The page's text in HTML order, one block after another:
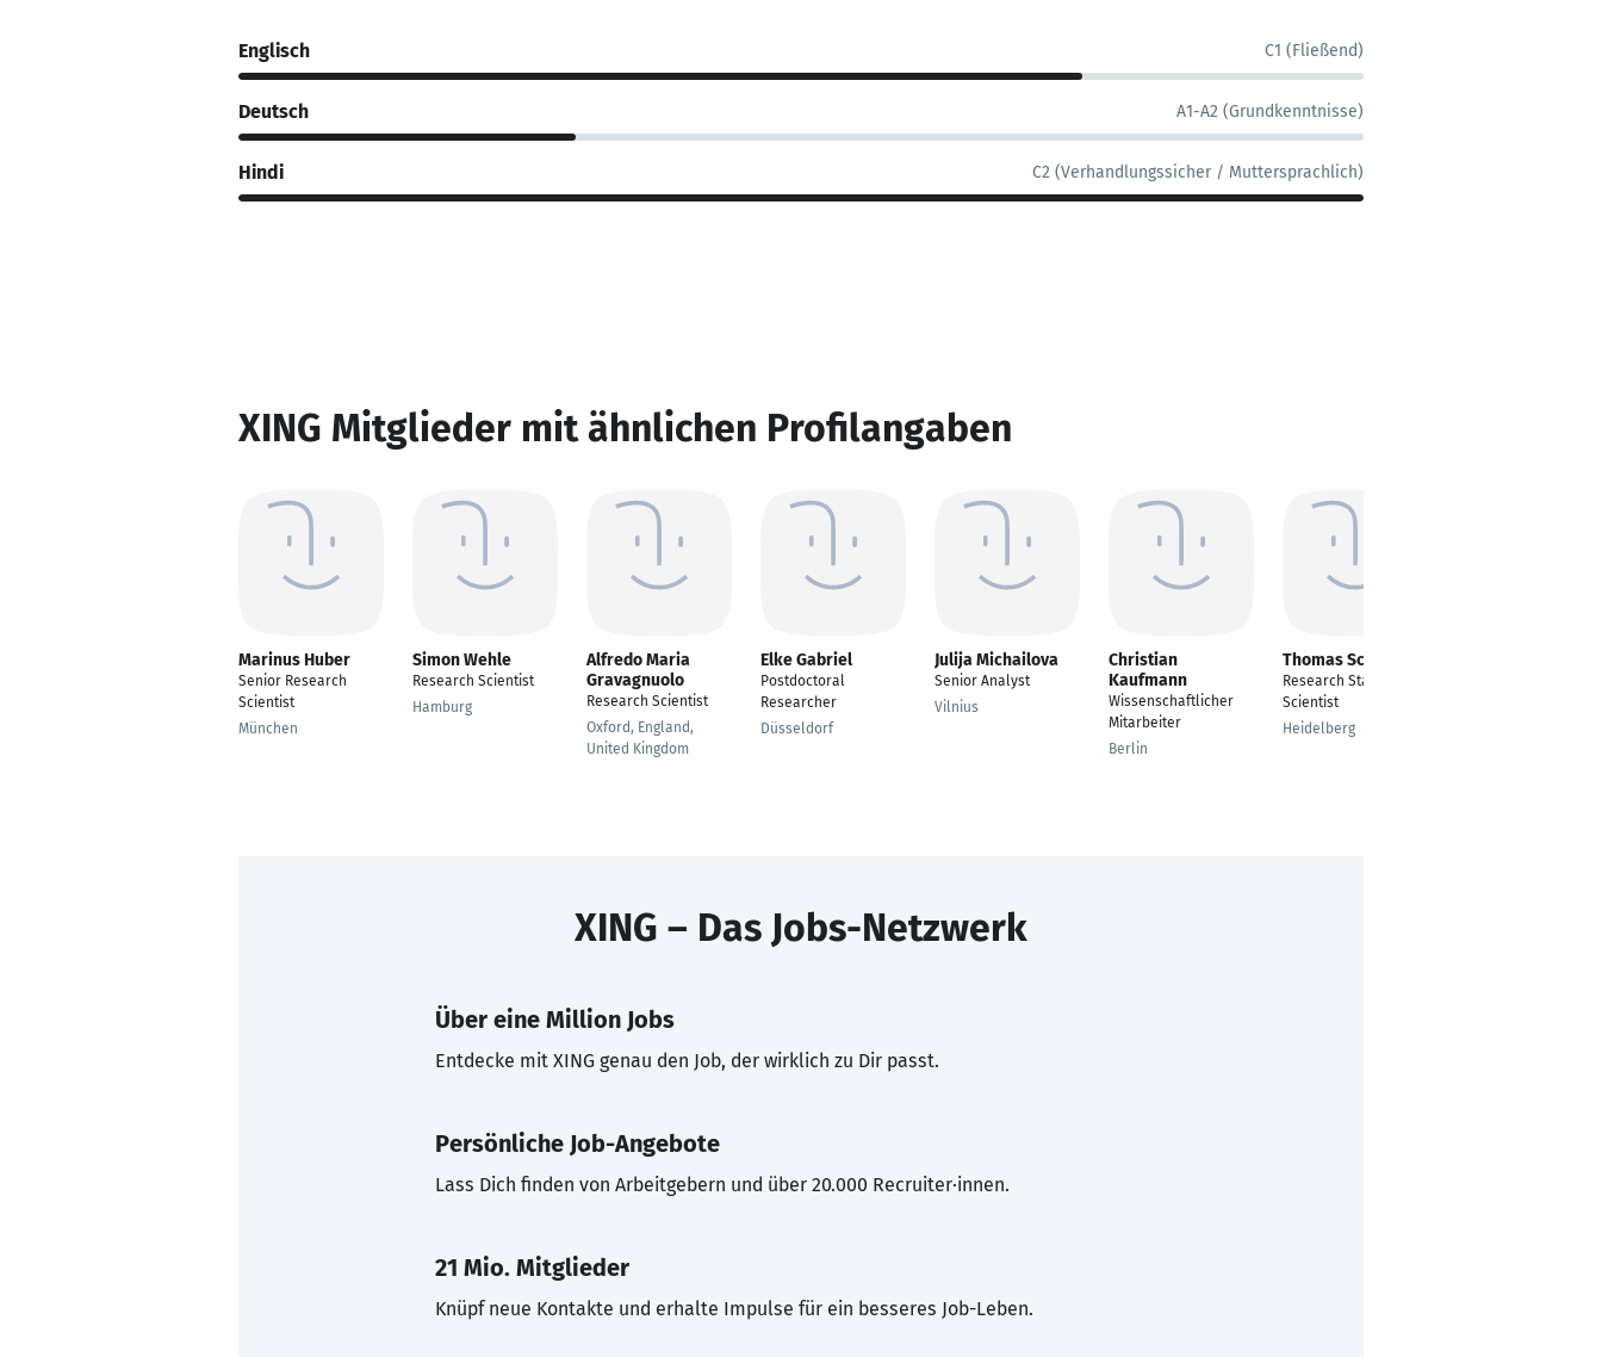
Englisch C1 (Fließend)
Deutsch A1-A2 (Grundkenntnisse)
Hindi C2 (Verhandlungssicher / Muttersprachlich)
XING Mitglieder mit ähnlichen Profilangaben
Marinus Huber
Senior Research
Scientist
München
Simon Wehle
Research Scientist
Hamburg
Alfredo Maria
Gravagnuolo
Research Scientist
Oxford, England,
United Kingdom
Elke Gabriel
Postdoctoral
Researcher
Düsseldorf
Julija Michailova
Senior Analyst
Vilnius
Christian
Kaufmann
Wissenschaftlicher
Mitarbeiter
Berlin
Thomas Schwarzl
Research Staff
Scientist
Heidelberg
XING – Das Jobs-Netzwerk
Über eine Million Jobs
Entdecke mit XING genau den Job, der wirklich zu Dir passt.
Persönliche Job-Angebote
Lass Dich finden von Arbeitgebern und über 20.000 Recruiter·innen.
21 Mio. Mitglieder
Knüpf neue Kontakte und erhalte Impulse für ein besseres Job-Leben.